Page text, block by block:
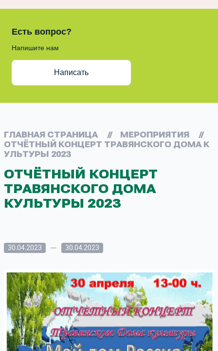
Есть вопрос?
Напишите нам
Написать
ГЛАВНАЯ СТРАНИЦА // МЕРОПРИЯТИЯ
//
ОТЧЁТНЫЙ КОНЦЕРТ ТРАВЯНСКОГО ДОМА К
УЛЬТУРЫ 2023
ОТЧЁТНЫЙ КОНЦЕРТ
ТРАВЯНСКОГО ДОМА
КУЛЬТУРЫ 2023
30.04.2023 — 30.04.2023